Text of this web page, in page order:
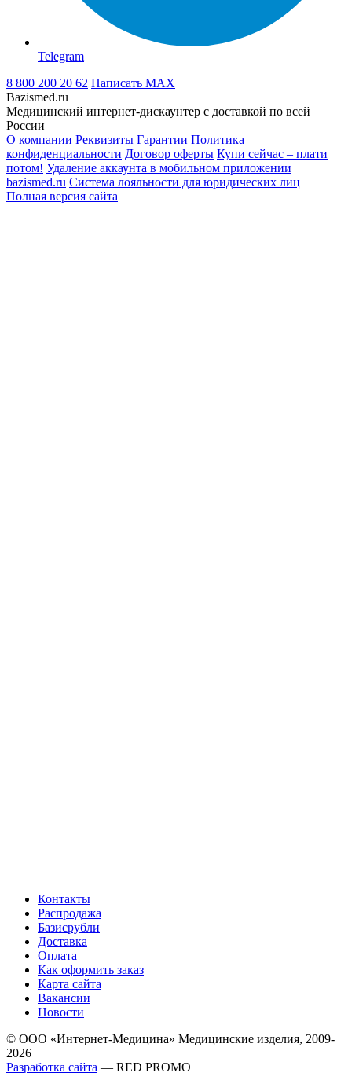
Telegram
8 800 200 20 62 Написать MAX
Bazismed.ru
Медицинский интернет-дискаунтер с доставкой по всей
России
О компании Реквизиты Гарантии Политика
конфиденциальности Договор оферты Купи сейчас – плати
потом! Удаление аккаунта в мобильном приложении
bazismed.ru Система лояльности для юридических лиц
Полная версия сайта
Контакты
Распродажа
Базисрубли
Доставка
Оплата
Как оформить заказ
Карта сайта
Вакансии
Новости
© ООО «Интернет-Медицина» Медицинские изделия, 2009-
2026
Разработка сайта — RED PROMO